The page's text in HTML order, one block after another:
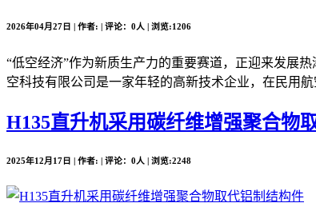
2026年04月27日 | 作者: | 评论：0人 | 浏览:1206
“低空经济”作为新质生产力的重要赛道，正迎来发展
空科技有限公司是一家年轻的高新技术企业，在民用
H135直升机采用碳纤维增强聚合物
2025年12月17日 | 作者: | 评论：0人 | 浏览:2248